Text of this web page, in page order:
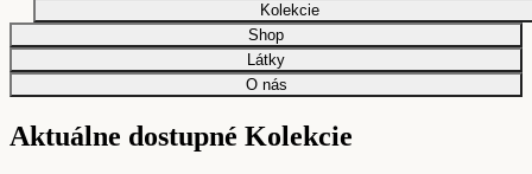
Kolekcie
Shop
Látky
O nás
Aktuálne dostupné Kolekcie